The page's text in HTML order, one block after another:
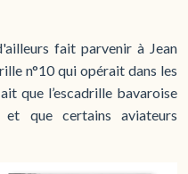
fait parvenir à Jean
n°10 qui opérait dans les
que l’escadrille bavaroise
que certains aviateurs